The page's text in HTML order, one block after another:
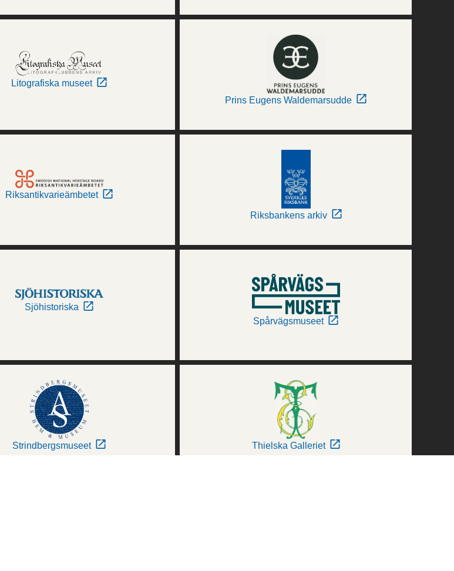
Litografiska museet
Prins Eugens Waldemarsudde
Riksantikvarieämbetet
Riksbankens arkiv
Sjöhistoriska
Spårvägsmuseet
Strindbergsmuseet Thielska Galleriet